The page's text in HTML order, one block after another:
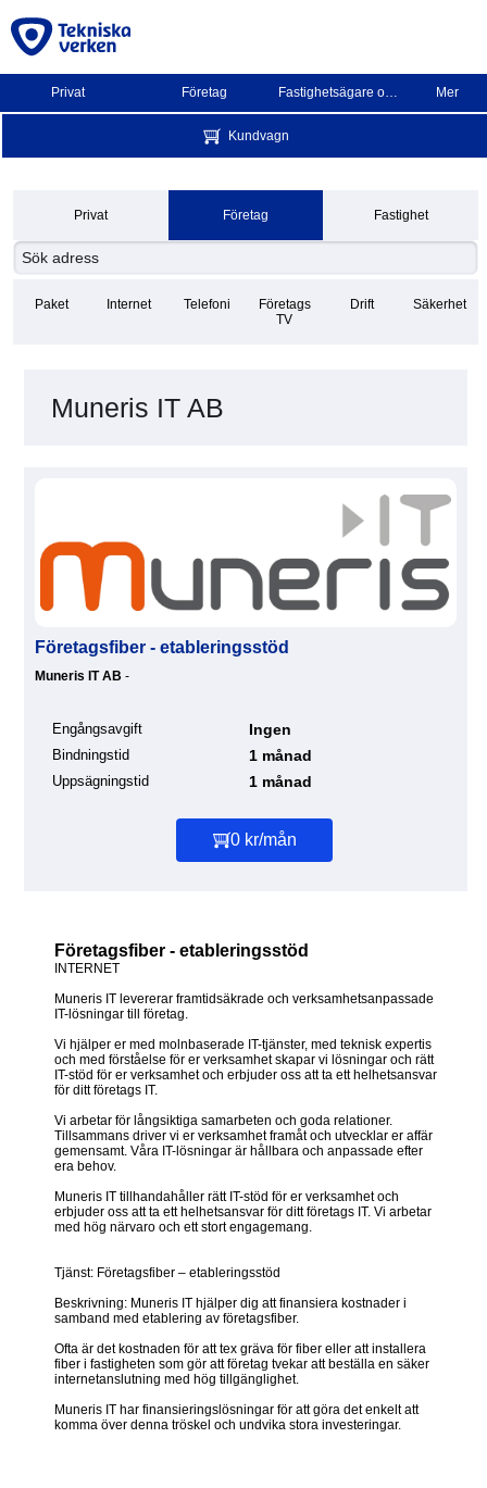
Privat Företag Fastighetsägare och BRF Mer
Kundvagn
Privat Företag Fastighet
Paket Internet Telefoni
Företags
TV
Drift Säkerhet
Muneris IT AB
Företagsfiber - etableringsstöd
Muneris IT AB -
Engångsavgift Ingen
Bindningstid 1 månad
Uppsägningstid 1 månad
0 kr/mån
Företagsfiber - etableringsstöd
INTERNET
Muneris IT levererar framtidsäkrade och verksamhetsanpassade
IT-lösningar till företag.
Vi hjälper er med molnbaserade IT-tjänster, med teknisk expertis
och med förståelse för er verksamhet skapar vi lösningar och rätt
IT-stöd för er verksamhet och erbjuder oss att ta ett helhetsansvar
för ditt företags IT.
Vi arbetar för långsiktiga samarbeten och goda relationer.
Tillsammans driver vi er verksamhet framåt och utvecklar er affär
gemensamt. Våra IT-lösningar är hållbara och anpassade efter
era behov.
Muneris IT tillhandahåller rätt IT-stöd för er verksamhet och
erbjuder oss att ta ett helhetsansvar för ditt företags IT. Vi arbetar
med hög närvaro och ett stort engagemang.
Tjänst: Företagsfiber – etableringsstöd
Beskrivning: Muneris IT hjälper dig att finansiera kostnader i
samband med etablering av företagsfiber.
Ofta är det kostnaden för att tex gräva för fiber eller att installera
fiber i fastigheten som gör att företag tvekar att beställa en säker
internetanslutning med hög tillgänglighet.
Muneris IT har finansieringslösningar för att göra det enkelt att
komma över denna tröskel och undvika stora investeringar.